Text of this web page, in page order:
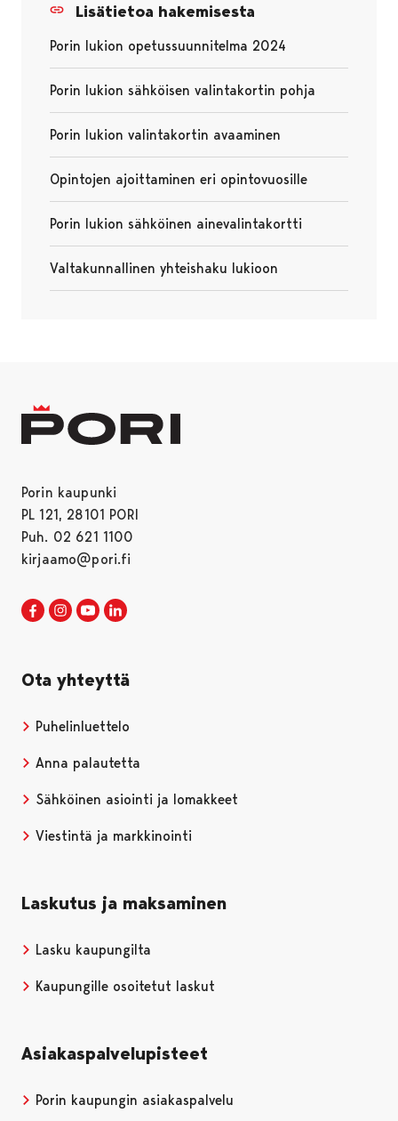
Lisätietoa hakemisesta
Porin lukion opetussuunnitelma 2024
Avautuu uudessa välilehdessä
Porin lukion sähköisen valintakortin pohja
Avautuu uudessa välilehdessä
Porin lukion valintakortin avaaminen
Avautuu uudessa välilehdessä
Opintojen ajoittaminen eri opintovuosille
Avautuu uudessa välilehdessä
Porin lukion sähköinen ainevalintakortti
Avautuu uudessa välilehdessä
Valtakunnallinen yhteishaku lukioon
Avautuu uudessa välilehdessä
Porin kaupunki
PL 121, 28101 PORI
Puh. 02 621 1100
kirjaamo@pori.fi
Porin kaupunki Facebookissa
Avautuu uudessa välilehdessä
Porin kaupunki Instagramissa
Avautuu uudessa välilehdessä
Porin kaupunki Youtubessa
Avautuu uudessa välilehdessä
Ota yhteyttä
Puhelinluettelo
Anna palautetta
Sähköinen asiointi ja lomakkeet
Viestintä ja markkinointi
Laskutus ja maksaminen
Lasku kaupungilta
Kaupungille osoitetut laskut
Asiakaspalvelupisteet
Porin kaupungin asiakaspalvelu